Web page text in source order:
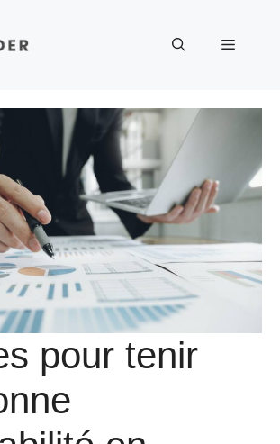
Menu
pour tenir